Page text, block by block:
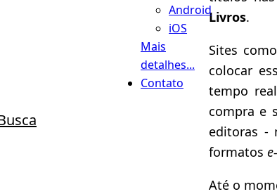
Android
iOS
Mais
detalhes...
Contato
Livros.
Sites
colocar
tempo
compra e
editoras -
formatos
Até o